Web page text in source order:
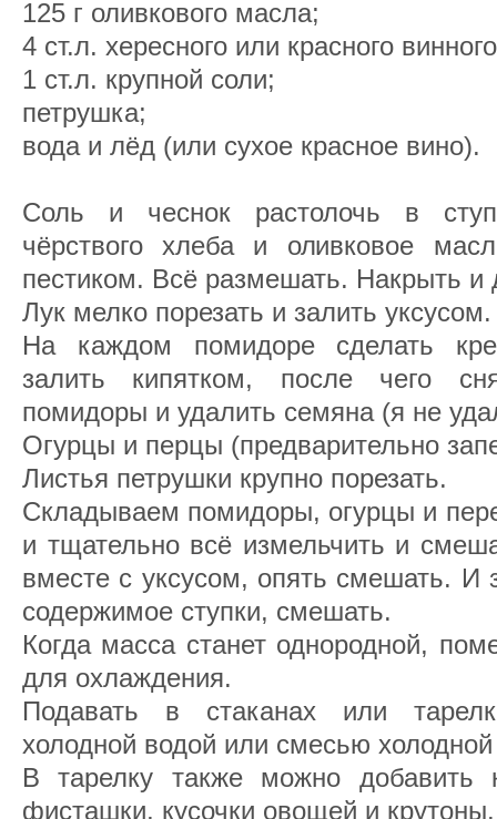
125 г оливкового масла;
4 ст.л. хересного или красного
1 ст.л. крупной соли;
петрушка;
вода и лёд (или сухое красное вино).
Соль и чеснок растолочь в
чёрствого хлеба и оливковое
пестиком. Всё размешать. Накрыть и
Лук мелко порезать и залить уксусом.
На каждом помидоре сделать
залить кипятком, после чего
помидоры и удалить семяна (я не
Огурцы и перцы (предварительно
Листья петрушки крупно порезать.
Складываем помидоры, огурцы и
и тщательно всё измельчить и
вместе с уксусом, опять смешать. И
содержимое ступки, смешать.
Когда масса станет однородной,
для охлаждения.
Подавать в стаканах или
холодной водой или смесью
В тарелку также можно добавить
фисташки, кусочки овощей и крутоны.